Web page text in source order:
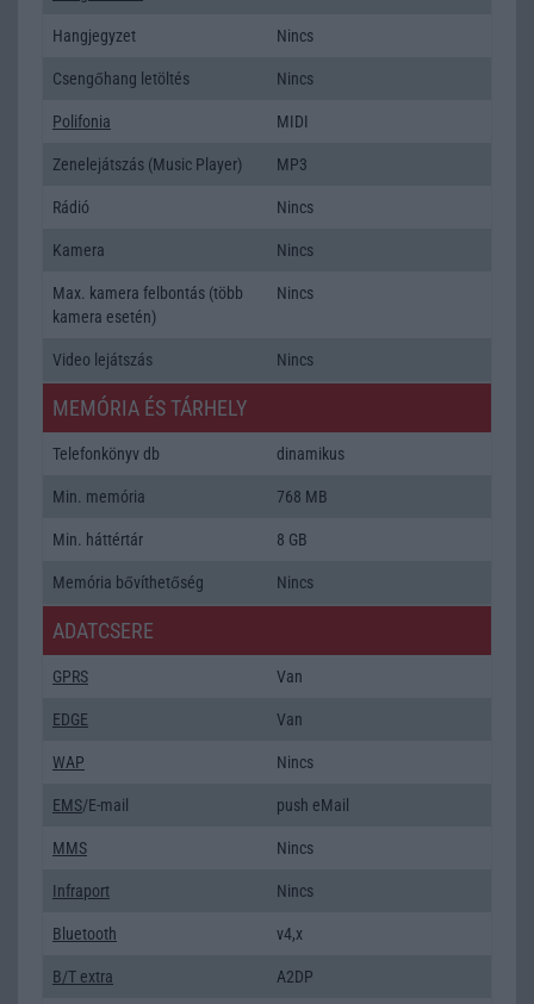
Hangjegyzet Nincs
Csengőhang letöltés Nincs
Polifonia MIDI
Zenelejátszás (Music Player) MP3
Rádió Nincs
Kamera Nincs
Max. kamera felbontás (több
kamera esetén)
Nincs
Video lejátszás Nincs
MEMÓRIA ÉS TÁRHELY
Telefonkönyv db dinamikus
Min. memória 768 MB
Min. háttértár 8 GB
Memória bővíthetőség Nincs
ADATCSERE
GPRS Van
EDGE Van
WAP Nincs
EMS/E-mail push eMail
MMS Nincs
Infraport Nincs
Bluetooth v4,x
B/T extra A2DP